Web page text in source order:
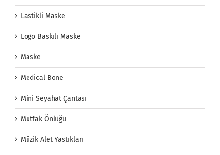
Lastikli Maske
Logo Baskılı Maske
Maske
Medical Bone
Mini Seyahat Çantası
Mutfak Önlüğü
Müzik Alet Yastıkları